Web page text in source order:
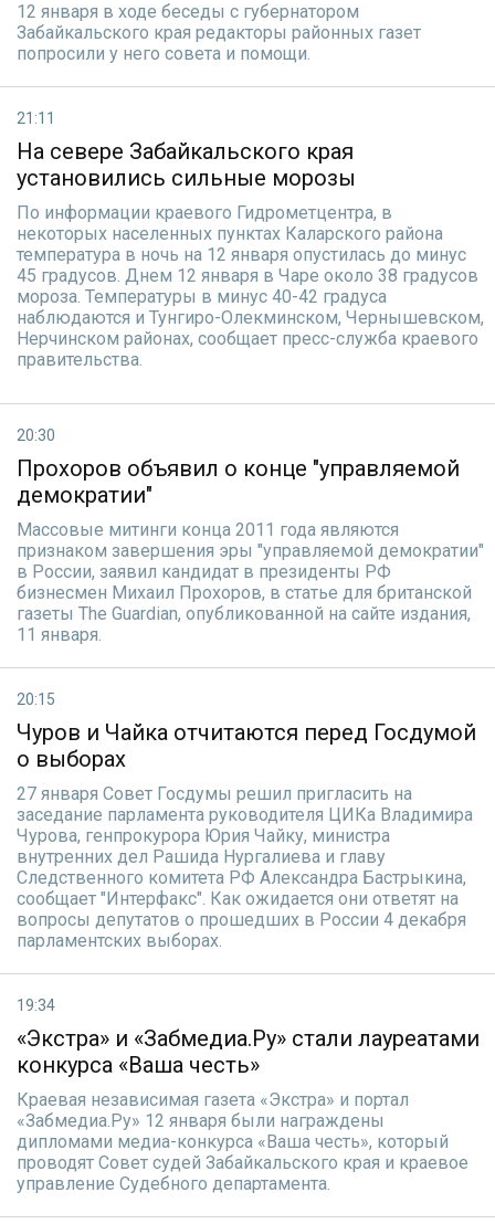
12 января в ходе беседы с губернатором
Забайкальского края редакторы районных газет
попросили у него совета и помощи.
21:11
На севере Забайкальского края
установились сильные морозы
По информации краевого Гидрометцентра, в
некоторых населенных пунктах Каларского района
температура в ночь на 12 января опустилась до минус
45 градусов. Днем 12 января в Чаре около 38 градусов
мороза. Температуры в минус 40-42 градуса
наблюдаются и Тунгиро-Олекминском, Чернышевском,
Нерчинском районах, сообщает пресс-служба краевого
правительства.
20:30
Прохоров объявил о конце "управляемой
демократии"
Массовые митинги конца 2011 года являются
признаком завершения эры "управляемой демократии"
в России, заявил кандидат в президенты РФ
бизнесмен Михаил Прохоров, в статье для британской
газеты The Guardian, опубликованной на сайте издания,
11 января.
20:15
Чуров и Чайка отчитаются перед Госдумой
о выборах
27 января Совет Госдумы решил пригласить на
заседание парламента руководителя ЦИКа Владимира
Чурова, генпрокурора Юрия Чайку, министра
внутренних дел Рашида Нургалиева и главу
Следственного комитета РФ Александра Бастрыкина,
сообщает "Интерфакс". Как ожидается они ответят на
вопросы депутатов о прошедших в России 4 декабря
парламентских выборах.
19:34
«Экстра» и «Забмедиа.Ру» стали лауреатами
конкурса «Ваша честь»
Краевая независимая газета «Экстра» и портал
«Забмедиа.Ру» 12 января были награждены
дипломами медиа-конкурса «Ваша честь», который
проводят Совет судей Забайкальского края и краевое
управление Судебного департамента.